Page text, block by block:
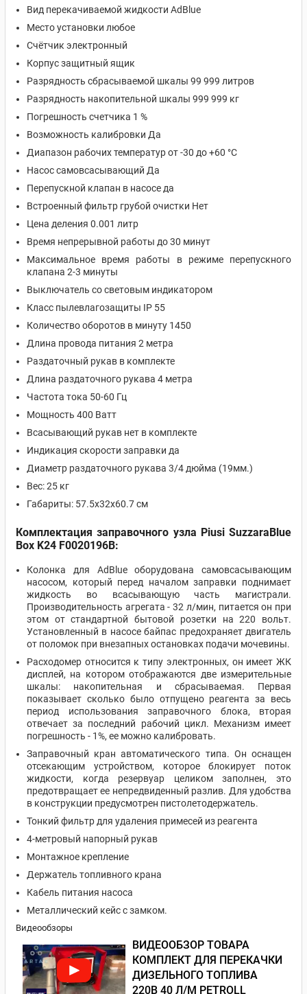
Вид перекачиваемой жидкости AdBlue
Место установки любое
Счётчик электронный
Корпус защитный ящик
Разрядность сбрасываемой шкалы 99 999 литров
Разрядность накопительной шкалы 999 999 кг
Погрешность счетчика 1 %
Возможность калибровки Да
Диапазон рабочих температур от -30 до +60 °С
Насос самовсасывающий Да
Перепускной клапан в насосе да
Встроенный фильтр грубой очистки Нет
Цена деления 0.001 литр
Время непрерывной работы до 30 минут
Максимальное время работы в режиме перепускного
клапана 2-3 минуты
Выключатель со световым индикатором
Класс пылевлагозащиты IP 55
Количество оборотов в минуту 1450
Длина провода питания 2 метра
Раздаточный рукав в комплекте
Длина раздаточного рукава 4 метра
Частота тока 50-60 Гц
Мощность 400 Ватт
Всасывающий рукав нет в комплекте
Индикация скорости заправки да
Диаметр раздаточного рукава 3/4 дюйма (19мм.)
Вес: 25 кг
Габариты: 57.5x32x60.7 см
Комплектация заправочного узла Piusi SuzzaraBlue
Box K24 F0020196B:
Колонка для AdBlue оборудована самовсасывающим
насосом, который перед началом заправки поднимает
жидкость во всасывающую часть магистрали.
Производительность агрегата - 32 л/мин, питается он при
этом от стандартной бытовой розетки на 220 вольт.
Установленный в насосе байпас предохраняет двигатель
от поломок при внезапных остановках подачи мочевины.
Расходомер относится к типу электронных, он имеет ЖК
дисплей, на котором отображаются две измерительные
шкалы: накопительная и сбрасываемая. Первая
показывает сколько было отпущено реагента за весь
период использования заправочного блока, вторая
отвечает за последний рабочий цикл. Механизм имеет
погрешность - 1%, ее можно калибровать.
Заправочный кран автоматического типа. Он оснащен
отсекающим устройством, которое блокирует поток
жидкости, когда резервуар целиком заполнен, это
предотвращает ее непредвиденный разлив. Для удобства
в конструкции предусмотрен пистолетодержатель.
Тонкий фильтр для удаления примесей из реагента
4-метровый напорный рукав
Монтажное крепление
Держатель топливного крана
Кабель питания насоса
Металлический кейс с замком.
Видеообзоры
ВИДЕООБЗОР ТОВАРА
КОМПЛЕКТ ДЛЯ ПЕРЕКАЧКИ
ДИЗЕЛЬНОГО ТОПЛИВА
220В 40 Л/М PETROLL